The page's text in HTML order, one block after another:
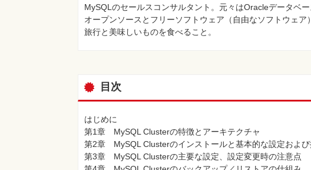
MySQLのセールスコンサルタント。元々はOracleデータベ
オープンソースとフリーソフトウェア（自由なソフトウェ
旅行と美味しいものを食べること。
目次
はじめに
第1章 MySQL Clusterの特徴とアーキテクチャ
第2章 MySQL Clusterのインストールと基本的な設定およ
第3章 MySQL Clusterの主要な設定、設定変更時の注意点